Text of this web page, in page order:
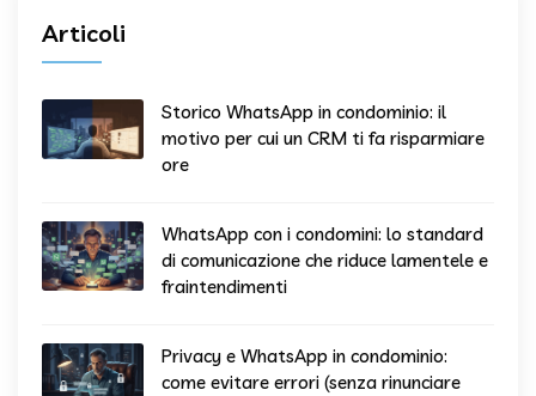
Articoli
Storico WhatsApp in condominio: il
motivo per cui un CRM ti fa risparmiare
ore
WhatsApp con i condomini: lo standard
di comunicazione che riduce lamentele e
fraintendimenti
Privacy e WhatsApp in condominio:
come evitare errori (senza rinunciare